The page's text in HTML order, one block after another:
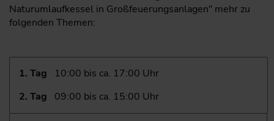
Naturumlaufkessel in Großfeuerungsanlagen" mehr zu
folgenden Themen:
1. Tag
10:00 bis ca. 17:00 Uhr
2. Tag
09:00 bis ca. 15:00 Uhr